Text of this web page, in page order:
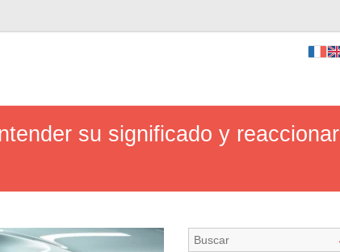
su significado y reaccionar